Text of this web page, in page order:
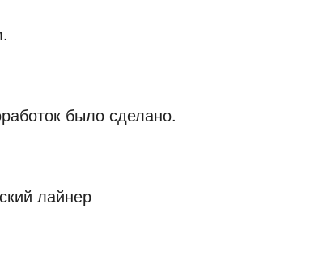
было сделано.